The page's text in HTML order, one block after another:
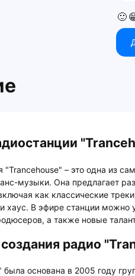
🙂
"Trancehouse" – это одна из
музыки. Она предлагает
как классические
хаус. В эфире станции можно
а также новые
радио
была основана в 2005 году